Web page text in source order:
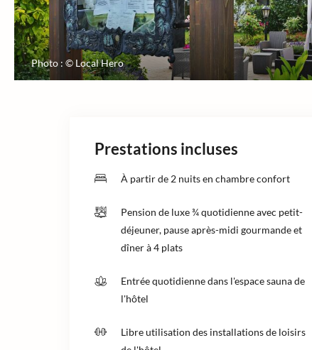
Photo : © Local Hero
Prestations incluses
À partir de 2 nuits en chambre confort
Pension de luxe ¾ quotidienne avec petit-
déjeuner, pause après-midi gourmande et
dîner à 4 plats
Entrée quotidienne dans l'espace sauna de
l'hôtel
Libre utilisation des installations de loisirs